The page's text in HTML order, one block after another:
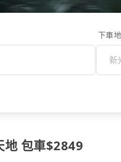
下車
地 包車$2849